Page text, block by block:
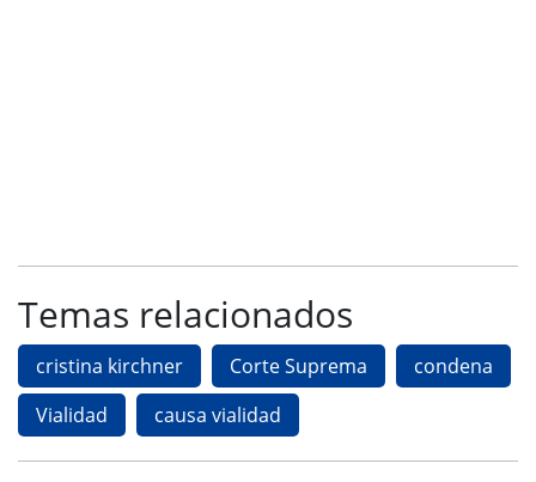
Temas relacionados
cristina kirchner Corte Suprema
condena
Vialidad
causa vialidad